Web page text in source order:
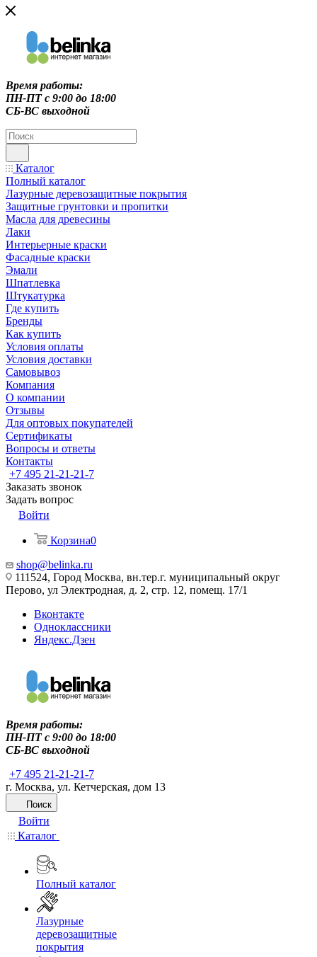
Время работы:
ПН-ПТ c 9:00 до 18:00
СБ-ВС выходной
Каталог
Полный каталог
Лазурные деревозащитные покрытия
Защитные грунтовки и пропитки
Масла для древесины
Лаки
Интерьерные краски
Фасадные краски
Эмали
Шпатлевка
Штукатурка
Где купить
Бренды
Как купить
Условия оплаты
Условия доставки
Самовывоз
Компания
О компании
Отзывы
Для оптовых покупателей
Сертификаты
Вопросы и ответы
Контакты
+7 495 21-21-21-7
Заказать звонок
Задать вопрос
Войти
Корзина0
shop@belinka.ru
111524, Город Москва, вн.тер.г. муниципальный округ
Перово, ул Электродная, д. 2, стр. 12, помещ. 17/1
Вконтакте
Одноклассники
Яндекс.Дзен
Время работы:
ПН-ПТ c 9:00 до 18:00
СБ-ВС выходной
+7 495 21-21-21-7
г. Москва, ул. Кетчерская, дом 13
Поиск
Войти
Каталог
Полный каталог
Лазурные
деревозащитные
покрытия